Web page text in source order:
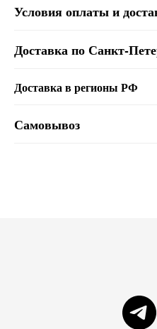
Условия оплаты и
Доставка по Санкт-
Доставка в регионы РФ
Самовывоз